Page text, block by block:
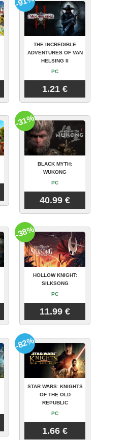
THE INCREDIBLE
ADVENTURES OF VAN
HELSING II
PC
1.21 €
BLACK MYTH:
WUKONG
PC
40.99 €
-31%
HOLLOW KNIGHT:
SILKSONG
PC
11.99 €
-38%
STAR WARS: KNIGHTS
OF THE OLD
REPUBLIC
PC
1.66 €
-82%